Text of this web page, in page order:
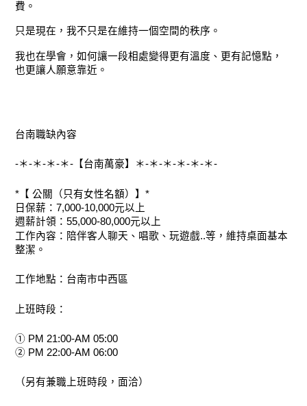
費。
只是現在，我不只是在維持一個空間的秩序。
我也在學會，如何讓一段相處變得更有溫度、更有記憶點，
也更讓人願意靠近。
台南職缺內容
-＊-＊-＊-＊-【台南萬豪】＊-＊-＊-＊-＊-＊-
*【 公關（只有女性名額）】*
日保薪：7,000-10,000元以上
週薪計領：55,000-80,000元以上
工作內容：陪伴客人聊天、唱歌、玩遊戲..等，維持桌面基本
整潔。
工作地點：台南市中西區
上班時段：
① PM 21:00-AM 05:00
② PM 22:00-AM 06:00
（另有兼職上班時段，面洽）